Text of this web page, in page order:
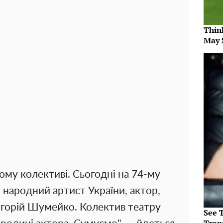
колективі. Сьогодні на 74-му
народний артист України, актор,
Шумейко. Колектив театру
May
See